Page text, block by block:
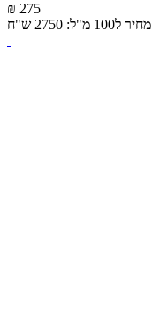
₪ 275
מחיר ל100 מ"ל: 2750 ש"ח